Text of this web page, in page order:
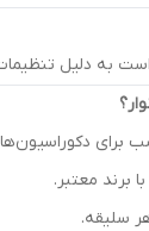
دلیل تنظیمات
برای
برند معتبر.
سلیقه.